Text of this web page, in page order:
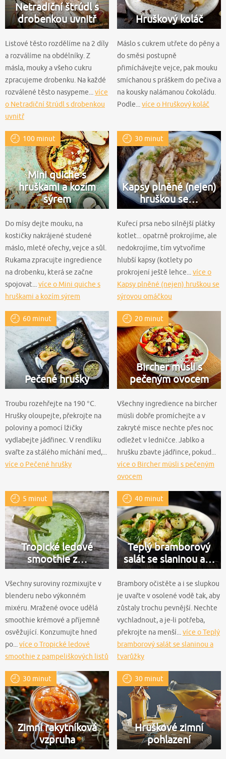
Netradiční štrúdl s
drobenkou uvnitř
Listové těsto rozdělíme na 2 díly
a rozválíme na obdélníky. Z
másla, mouky a všeho cukru
zpracujeme drobenku. Na každé
rozválené těsto nasypeme... více
o Netradiční štrúdl s drobenkou
uvnitř
Hruškový koláč
Máslo s cukrem utřete do pěny a
do směsi postupně
přimíchávejte vejce, pak mouku
smíchanou s práškem do pečiva a
na kousky nalámanou čokoládu.
Podle... více o Hruškový koláč
100 minut
Mini quiche s
hruškami a kozím
sýrem
Do mísy dejte mouku, na
kostičky nakrájené studené
máslo, mleté ořechy, vejce a sůl.
Rukama zpracujte ingredience
na drobenku, která se začne
spojovat... více o Mini quiche s
hruškami a kozím sýrem
30 minut
Kapsy plněné (nejen)
hruškou se…
Kuřecí prsa nebo silnější plátky
kotlet... opatrně prokrojíme, ale
nedokrojíme, tím vytvoříme
hlubší kapsy (kotlety po
prokrojení ještě lehce... více o
Kapsy plněné (nejen) hruškou se
sýrovou omáčkou
60 minut
Pečené hrušky
Troubu rozehřejte na 190 °C.
Hrušky oloupejte, překrojte na
poloviny a pomocí lžičky
vydlabejte jádřinec. V rendlíku
svařte za stálého míchání med,...
více o Pečené hrušky
20 minut
Bircher müsli s
pečeným ovocem
Všechny ingredience na bircher
müsli dobře promíchejte a v
zakryté misce nechte přes noc
odležet v ledničce. Jablko a
hrušku zbavte jádřince, pokud...
více o Bircher müsli s pečeným
ovocem
5 minut
Tropické ledové
smoothie z…
Všechny suroviny rozmixujte v
blenderu nebo výkonném
mixéru. Mražené ovoce udělá
smoothie krémové a příjemně
osvěžující. Konzumujte hned
po...více o Tropické ledové
smoothie z pampeliškových listů
40 minut
Teplý bramborový
salát se slaninou a…
Brambory očistěte a i se slupkou
je uvařte v osolené vodě tak, aby
zůstaly trochu pevnější. Nechte
vychladnout, a je-li potřeba,
překrojte na menší...více o Teplý
bramborový salát se slaninou a
tvarůžky
30 minut
Zimní rakytníková
vzpruha
30 minut
Hruškové zimní
pohlazení